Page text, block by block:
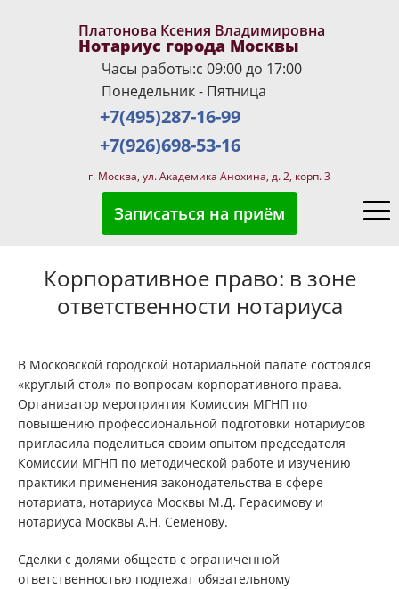
Платонова Ксения Владимировна
Нотариус города Москвы
Часы работы:с 09:00 до 17:00
Понедельник - Пятница
+7(495)287-16-99
+7(926)698-53-16
г. Москва, ул. Академика Анохина, д. 2, корп. 3
Записаться на приём
Корпоративное право: в зоне
ответственности нотариуса
В Московской городской нотариальной палате состоялся
«круглый стол» по вопросам корпоративного права.
Организатор мероприятия Комиссия МГНП по
повышению профессиональной подготовки нотариусов
пригласила поделиться своим опытом председателя
Комиссии МГНП по методической работе и изучению
практики применения законодательства в сфере
нотариата, нотариуса Москвы М.Д. Герасимову и
нотариуса Москвы А.Н. Семенову.
Сделки с долями обществ с ограниченной
ответственностью подлежат обязательному